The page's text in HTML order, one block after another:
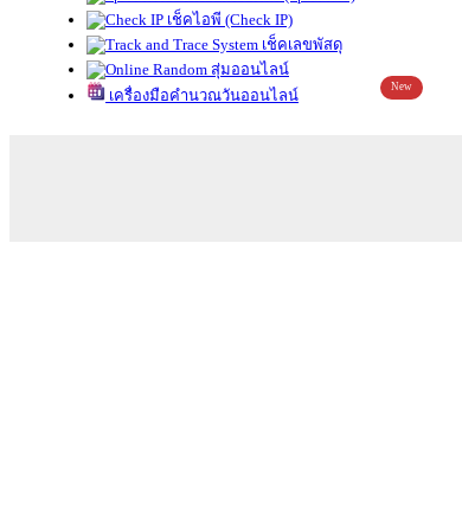
เช็คไอพี (Check IP)
เช็คเลขพัสดุ
สุ่มออนไลน์
เครื่องมือคำนวณวันออนไลน์
New